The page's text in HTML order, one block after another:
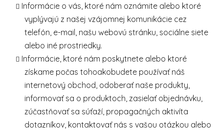
Informácie o vás, ktoré nám oznámite alebo ktoré
vyplývajú z našej vzájomnej komunikácie cez
telefón, e-mail, našu webovú stránku, sociálne siete
alebo iné prostriedky.
Informácie, ktoré nám poskytnete alebo ktoré
získame počas tohoakobudete používať náš
internetový obchod, odoberať naše produkty,
informovať sa o produktoch, zasielať objednávku,
zúčastňovať sa súťaží, propagačných aktivíta
dotazníkov, kontaktovať nás s vašou otázkou alebo